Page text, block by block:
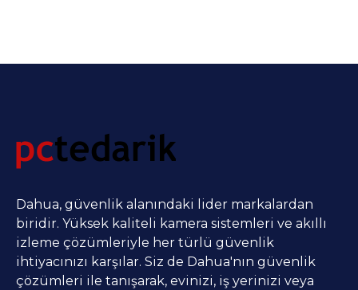
Dahua, güvenlik alanındaki lider markalardan
biridir. Yüksek kaliteli kamera sistemleri ve akıllı
izleme çözümleriyle her türlü güvenlik
ihtiyacınızı karşılar. Siz de Dahua'nın güvenlik
çözümleri ile tanışarak, evinizi, iş yerinizi veya